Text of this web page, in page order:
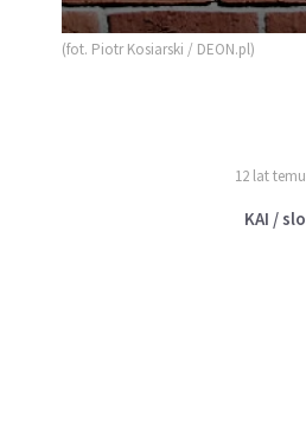
(fot. Piotr Kosiarski / DEON.pl)
12 lat temu
KAI / slo